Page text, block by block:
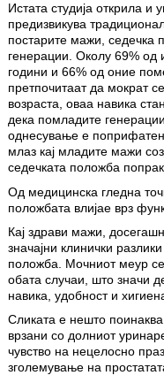
Истата студија открила и
предизвикува
постарите мажи, седечка
генерации. Околу 69% од
години и 66% од оние
претпочитаат да мократ
возраста, оваа навика
дека помладите
однесување е
млаз кај младите мажи
седечката положба
Од медицинска гледна
положбата влијае врз
Кај здрави мажи,
значајни клинички
положба. Мочниот меур
обата случаи, што значи
навика, удобност и
Сликата е нешто
врзани со долниот
чувство на нецелосно
зголемување на